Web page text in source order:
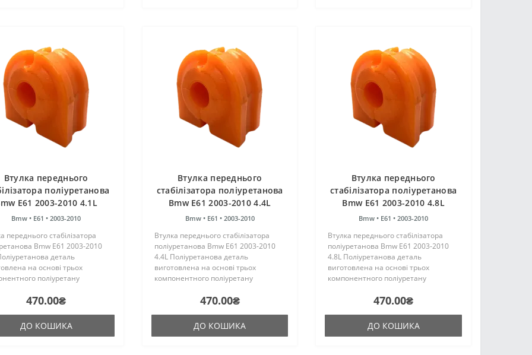
Втулка переднього
поліуретанова
E61 2003-2010 4.1L
Bmw • E61 •2003-2010
переднього стабілізатора
Bmw E61 2003-2010
деталь
на основі трьох
поліуретану
Виріб має жорсткість таку ж,
470.00₴
ДО КОШИКА
Втулка переднього
стабілізатора поліуретанова
Bmw E61 2003-2010 4.4L
Bmw • E61 • 2003-2010
Втулка переднього стабілізатора
поліуретанова Bmw E61 2003-2010
4.4L Поліуретанова деталь
виготовлена на основі трьох
компонентного поліуретану
Франції. Виріб має жорсткість таку ж,
470.00₴
ДО КОШИКА
Втулка переднього
стабілізатора поліуретанова
Bmw E61 2003-2010 4.8L
Bmw • E61 •2003-2010
Втулка переднього стабілізатора
поліуретанова Bmw E61 2003-2010
4.8L Поліуретанова деталь
виготовлена на основі трьох
компонентного поліуретану
Франції. Виріб має жорсткість таку ж,
470.00₴
ДО КОШИКА